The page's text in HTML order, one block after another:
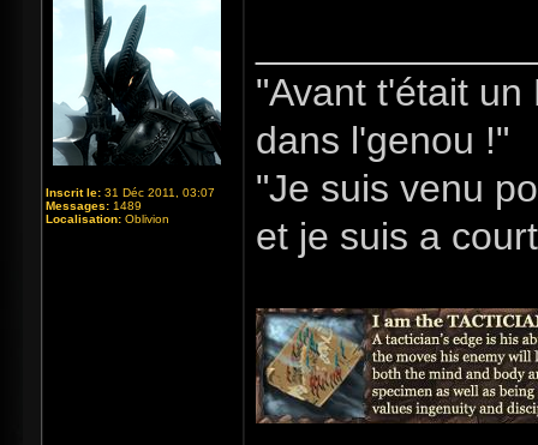
Inscrit le: 31 Déc 2011, 03:07
Messages: 1489
Localisation: Oblivion
"Avant t'était
dans l'genou !"
"Je suis venu
et je suis a